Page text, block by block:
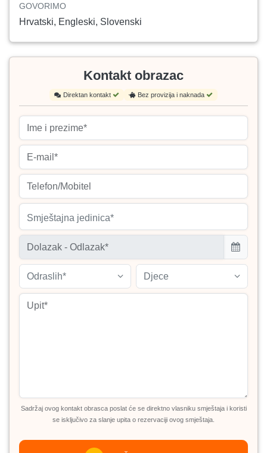
GOVORIMO
Hrvatski, Engleski, Slovenski
Kontakt obrazac
Direktan kontakt Bez provizija i naknada
Smještajna jedinica*
Odraslih* Djece
Sadržaj ovog kontakt obrasca poslat će se direktno vlasniku smještaja i koristi
se isključivo za slanje upita o rezervaciji ovog smještaja.